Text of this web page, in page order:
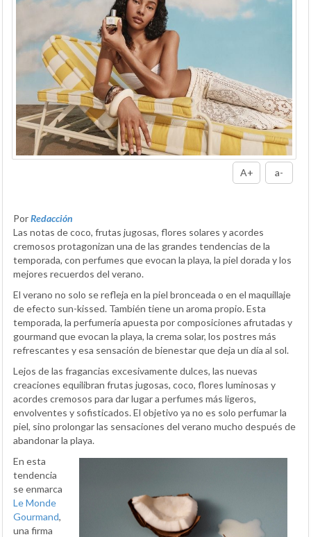
A+ a-
PorRedacción
Las notas de coco, frutas jugosas, flores solares y acordes
cremosos protagonizan una de las grandes tendencias de la
temporada, con perfumes que evocan la playa, la piel dorada y los
mejores recuerdos del verano.
El verano no solo se refleja en la piel bronceada o en el maquillaje
de efecto sun-kissed. También tiene un aroma propio. Esta
temporada, la perfumería apuesta por composiciones afrutadas y
gourmand que evocan la playa, la crema solar, los postres más
refrescantes y esa sensación de bienestar que deja un día al sol.
Lejos de las fragancias excesivamente dulces, las nuevas
creaciones equilibran frutas jugosas, coco, flores luminosas y
acordes cremosos para dar lugar a perfumes más ligeros,
envolventes y sofisticados. El objetivo ya no es solo perfumar la
piel, sino prolongar las sensaciones del verano mucho después de
abandonar la playa.
En esta
tendencia
se enmarca
Le Monde
Gourmand,
una firma